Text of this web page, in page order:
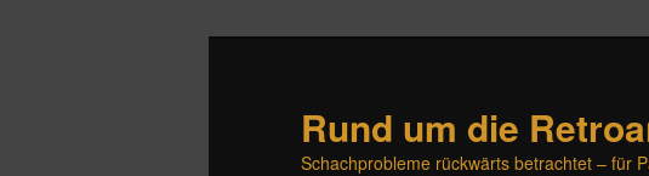
Rund um die
Schachprobleme rückwärts betrachtet – für